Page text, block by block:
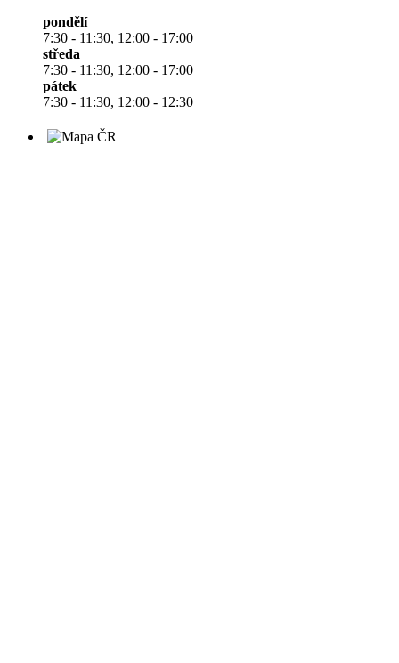
pondělí
7:30 - 11:30, 12:00 - 17:00
středa
7:30 - 11:30, 12:00 - 17:00
pátek
7:30 - 11:30, 12:00 - 12:30